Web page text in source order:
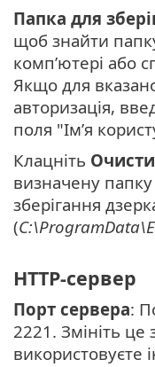
Папка для
щоб знайти
комп’ютері або
Якщо для
авторизація,
поля "Ім’я
Клацніть
визначену
зберігання
(
HTTP-сервер
Порт сервера:
2221. Змініть
використовуєте